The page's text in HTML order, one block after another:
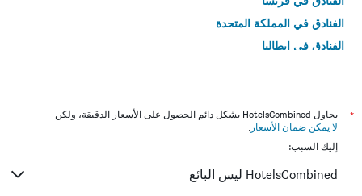
الفنادق في المملكة المتحدة
الفنادق في إيطاليا
*
يحاول HotelsCombined بشكل دائم الحصول على الأسعار الدقيقة، ولكن
لا يمكن ضمان الأسعار .
إليك السبب:
HotelsCombined ليس البائع